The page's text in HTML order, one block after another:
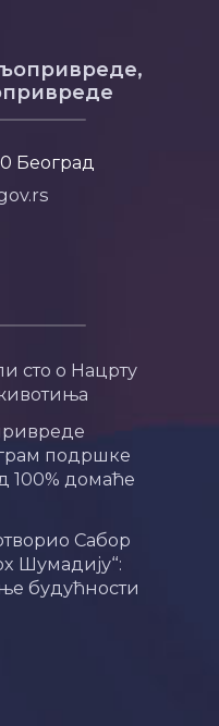
Београд
сто о Нацрту
подршке
100% домаће
Сабор
Шумадију“:
будућности